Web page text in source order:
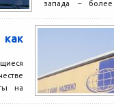
запада –
всевозможными
на